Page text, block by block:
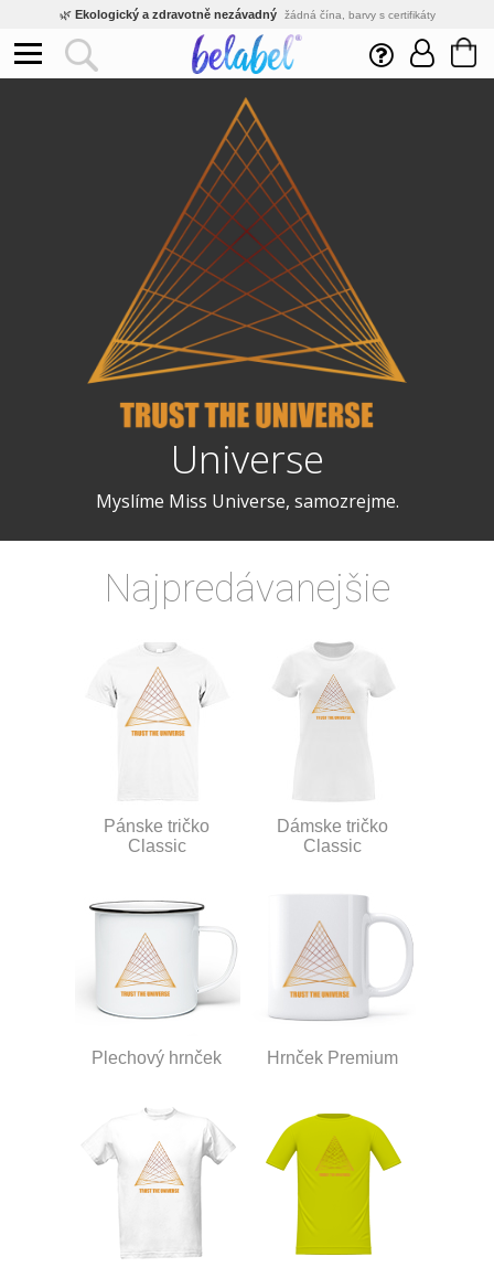
🌿 Ekologický a zdravotně nezávadný žádná čína, barvy s certifikáty
Inovativní výroba vlastní vývoj, nejnovější technologie
Rychlé dodání expedujeme do 24h
Výhodné pro firmy
jsme přímý výrobce, žádný zprostředkovatel
Eshop s tradicí od roku 2010 tisíce spokojených zákazníků
Universe
Myslíme Miss Universe, samozrejme.
Najpredávanejšie
Pánske tričko
Classic
Dámske tričko
Classic
Plechový hrnček Hrnček Premium